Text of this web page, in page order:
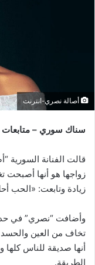
أصالة نصري-انترنت
سناك سوري – متابعات
قالت الفنانة
زواجها هو أنها أصبحت
زيادة وتابعت: «الحب
تخاف من العين والحسد
أنها صديقة للناس كلها
الطريقة.